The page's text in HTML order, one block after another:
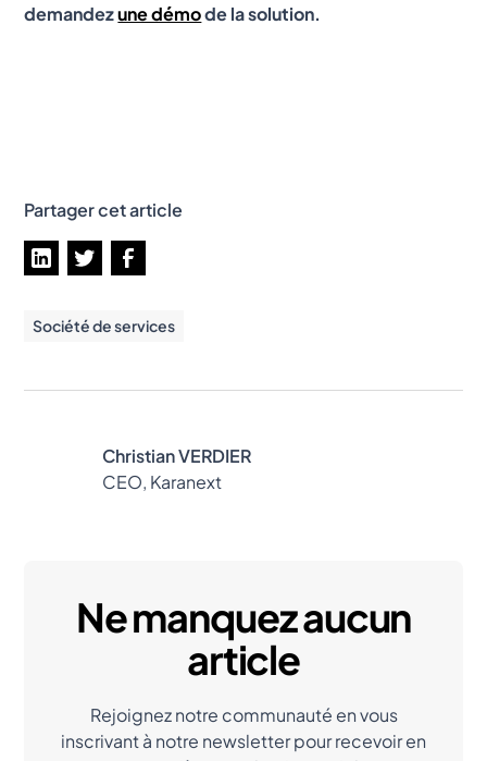
demandezune démode la solution.
Partager cet article
Société de services
Christian VERDIER
CEO, Karanext
Ne manquez aucun
article
Rejoignez notre communauté en vous
inscrivant à notre newsletter pour recevoir en